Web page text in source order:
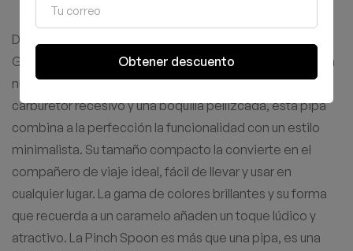
Déjate seducir por la simplicidad y el encanto de la
GRAV® Pinch Spoon, una pipa que lleva la eficiencia a un
nuevo nivel. Con su diseño elegante, que incluye un
carburetor recesivo y una boquilla pellizcada, esta pipa
combina a la perfección la funcionalidad con un estilo
minimalista. Su tamaño compacto la convierte en el
compañero de viaje ideal, fácil de llevar y usar en
cualquier lugar. La gama de colores brillantes y su forma
que recuerda a un caramelo añaden un toque lúdico y
atractivo. La Pinch Spoon es más que una pipa, es una
Obtener descuento